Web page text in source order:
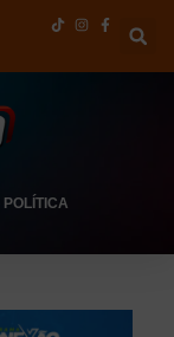
POLÍTICA